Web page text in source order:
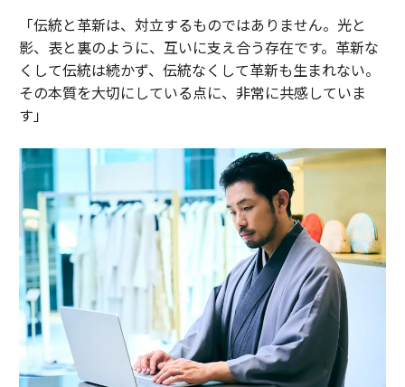
「伝統と革新は、対立するものではありません。光と
影、表と裏のように、互いに支え合う存在です。革新な
くして伝統は続かず、伝統なくして革新も生まれない。
その本質を大切にしている点に、非常に共感していま
す」